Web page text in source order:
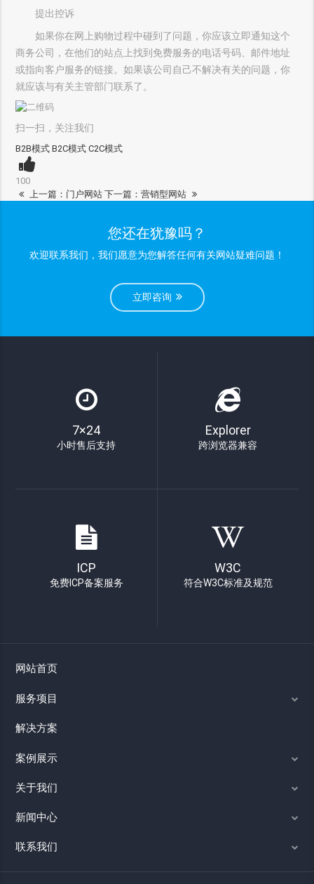
提出控诉
如果你在网上购物过程中碰到了问题，你应该立即通知这个
商务公司，在他们的站点上找到免费服务的电话号码、邮件地址
或指向客户服务的链接。如果该公司自己不解决有关的问题，你
就应该与有关主管部门联系了。
扫一扫，关注我们
B2B模式 B2C模式 C2C模式
100
上一篇： 门户网站 下一篇：营销型网站
您还在犹豫吗？
欢迎联系我们，我们愿意为您解答任何有关网站疑难问题！
立即咨询
7×24
小时售后支持
Explorer
跨浏览器兼容
ICP
免费ICP备案服务
W3C
符合W3C标准及规范
网站首页
服务项目
解决方案
案例展示
关于我们
新闻中心
联系我们